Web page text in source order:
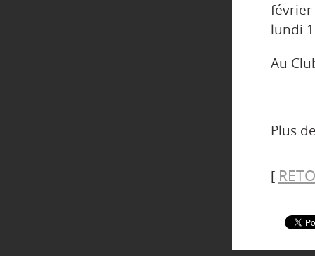
lundi
Au
Plus
[